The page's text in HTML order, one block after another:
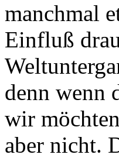
manchmal
Einfluß
denn wenn
wir
aber nicht.